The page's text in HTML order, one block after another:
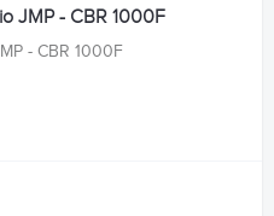
JMP - CBR 1000F
- CBR 1000F